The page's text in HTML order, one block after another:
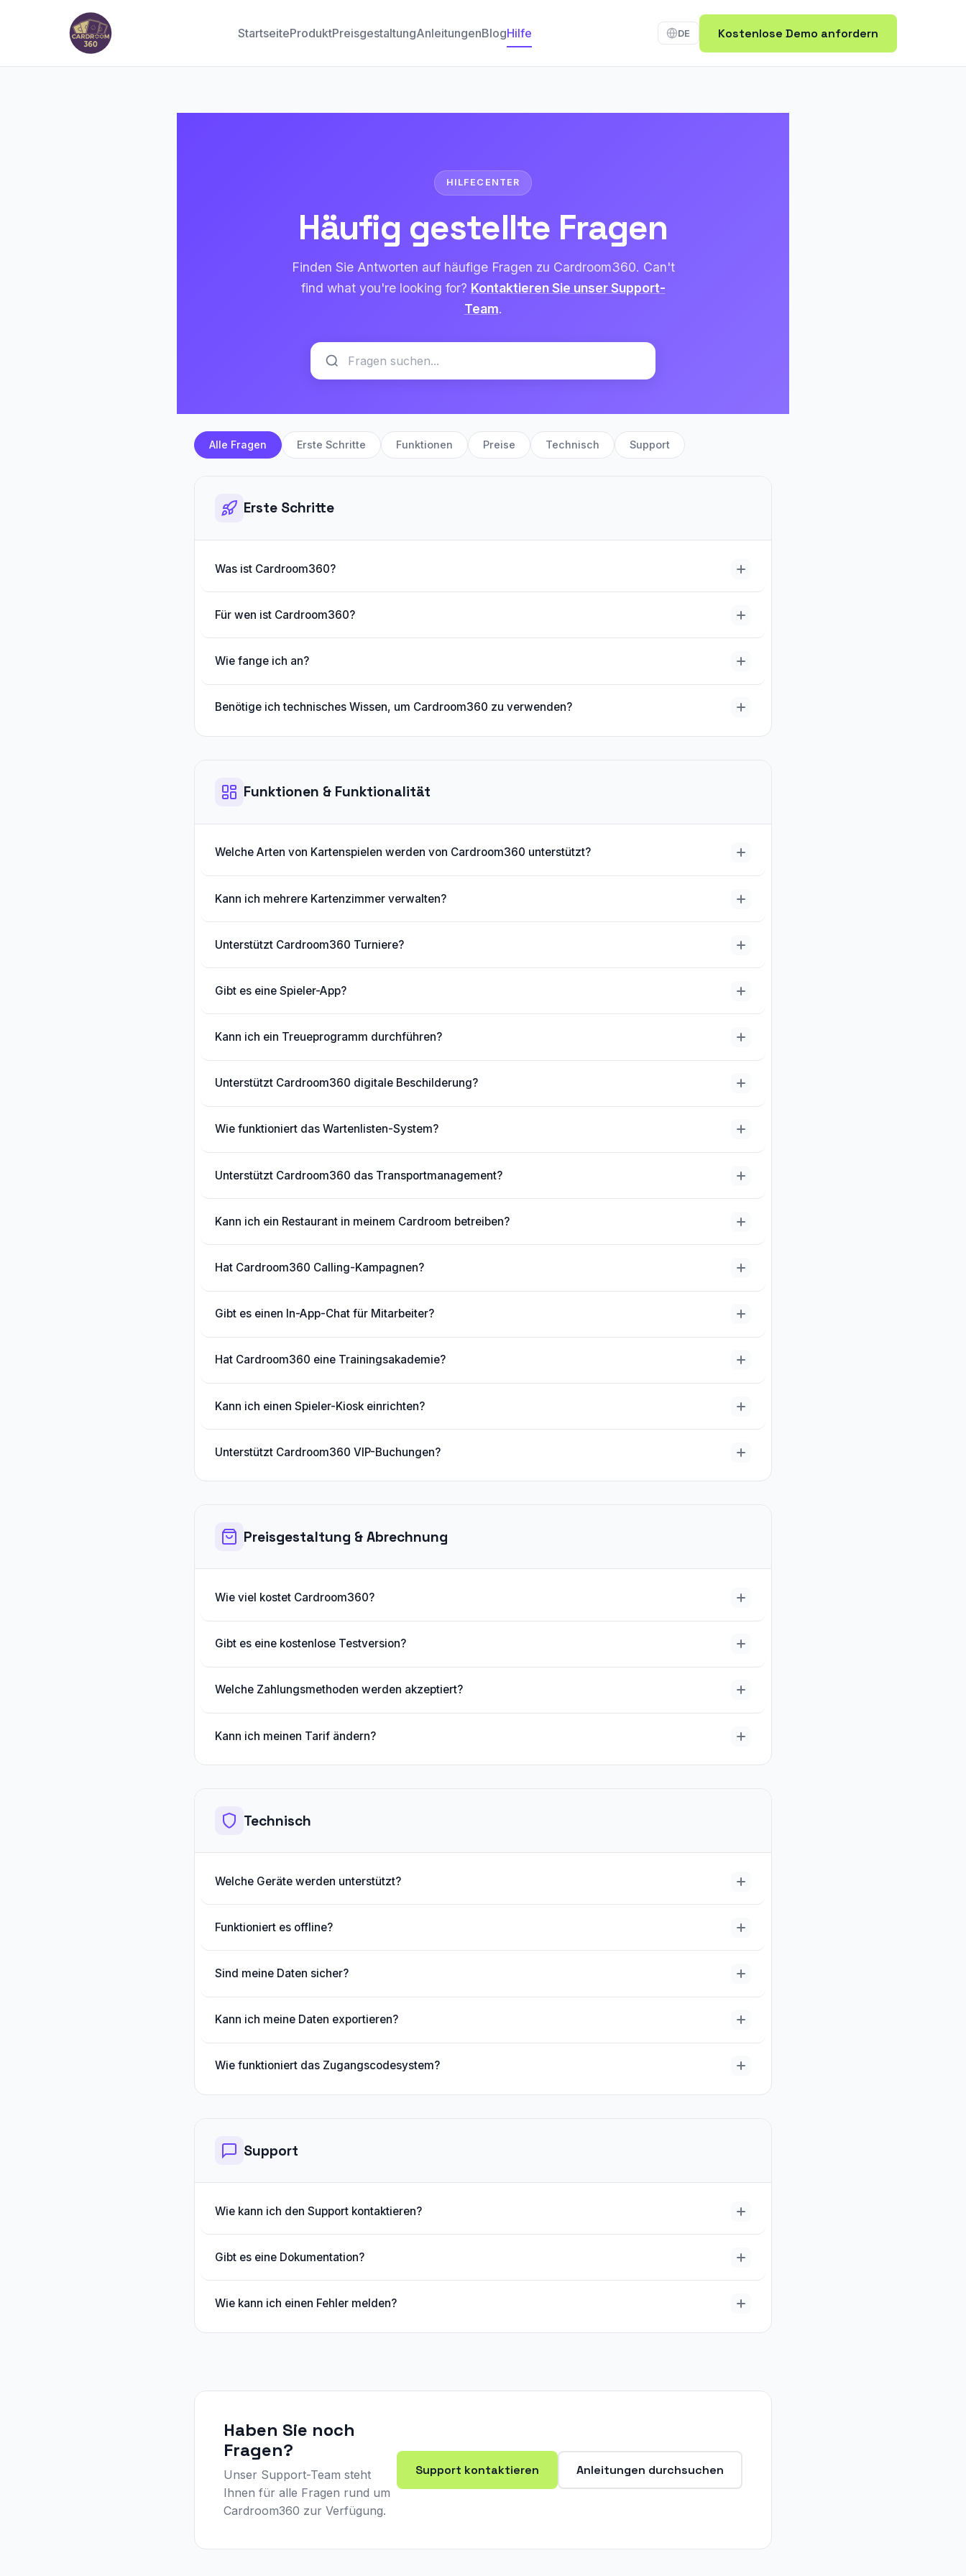
StartseiteProduktPreisgestaltungAnleitungenBlogHilfe DE Kostenlose Demo anfordern
HILFECENTER
Häufig gestellte Fragen
Finden Sie Antworten auf häufige Fragen zu Cardroom360. Can't
find what you're looking for? Kontaktieren Sie unser Support-
Team.
Alle Fragen Erste Schritte Funktionen Preise Technisch Support
Erste Schritte
Was ist Cardroom360?
Für wen ist Cardroom360?
Wie fange ich an?
Benötige ich technisches Wissen, um Cardroom360 zu verwenden?
Funktionen & Funktionalität
Welche Arten von Kartenspielen werden von Cardroom360 unterstützt?
Kann ich mehrere Kartenzimmer verwalten?
Unterstützt Cardroom360 Turniere?
Gibt es eine Spieler-App?
Kann ich ein Treueprogramm durchführen?
Unterstützt Cardroom360 digitale Beschilderung?
Wie funktioniert das Wartenlisten-System?
Unterstützt Cardroom360 das Transportmanagement?
Kann ich ein Restaurant in meinem Cardroom betreiben?
Hat Cardroom360 Calling-Kampagnen?
Gibt es einen In-App-Chat für Mitarbeiter?
Hat Cardroom360 eine Trainingsakademie?
Kann ich einen Spieler-Kiosk einrichten?
Unterstützt Cardroom360 VIP-Buchungen?
Preisgestaltung & Abrechnung
Wie viel kostet Cardroom360?
Gibt es eine kostenlose Testversion?
Welche Zahlungsmethoden werden akzeptiert?
Kann ich meinen Tarif ändern?
Technisch
Welche Geräte werden unterstützt?
Funktioniert es offline?
Sind meine Daten sicher?
Kann ich meine Daten exportieren?
Wie funktioniert das Zugangscodesystem?
Support
Wie kann ich den Support kontaktieren?
Gibt es eine Dokumentation?
Wie kann ich einen Fehler melden?
Haben Sie noch
Fragen?
Unser Support-Team steht
Ihnen für alle Fragen rund um
Cardroom360 zur Verfügung.
Support kontaktieren Anleitungen durchsuchen